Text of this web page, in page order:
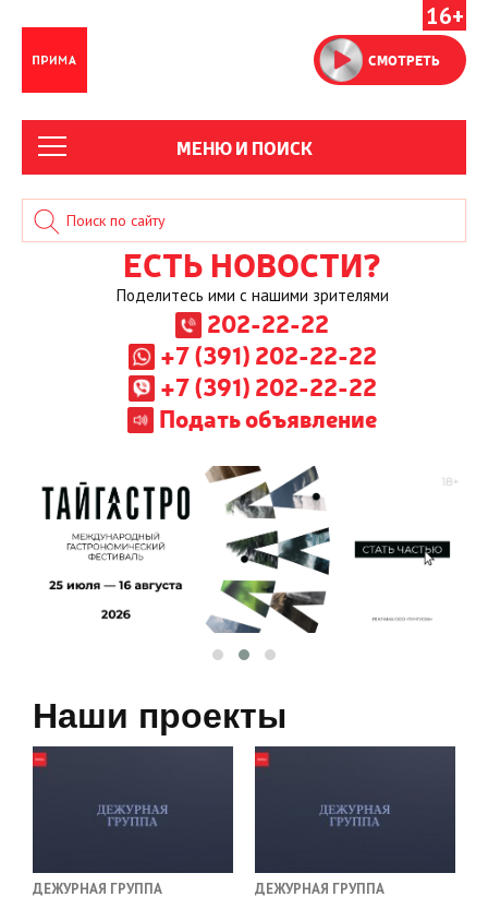
16+
СМОТРЕТЬ
МЕНЮ И ПОИСК
ЕСТЬ НОВОСТИ?
Поделитесь ими с нашими зрителями
202-22-22
+7 (391) 202-22-22
+7 (391) 202-22-22
Подать объявление
Наши проекты
ДЕЖУРНАЯ ГРУППА ДЕЖУРНАЯ ГРУППА